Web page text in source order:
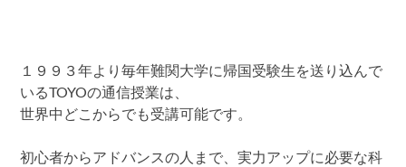
１９９３年より毎年難関大学に帰国受験生を送り込んで
いるTOYOの通信授業は、
世界中どこからでも受講可能です。
初心者からアドバンスの人まで、実力アップに必要な科